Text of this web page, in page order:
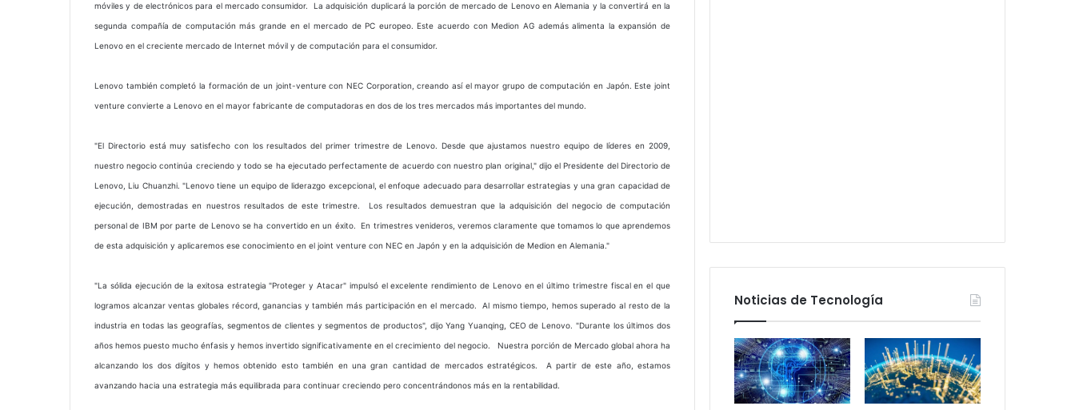
móviles y de electrónicos para el mercado consumidor. La adquisición duplicará la porción de mercado de Lenovo en Alemania y la convertirá en la
segunda compañía de computación más grande en el mercado de PC europeo. Este acuerdo con Medion AG además alimenta la expansión de
Lenovo en el creciente mercado de Internet móvil y de computación para el consumidor.
Lenovo también completó la formación de un joint-venture con NEC Corporation, creando así el mayor grupo de computación en Japón. Este joint
venture convierte a Lenovo en el mayor fabricante de computadoras en dos de los tres mercados más importantes del mundo.
"El Directorio está muy satisfecho con los resultados del primer trimestre de Lenovo. Desde que ajustamos nuestro equipo de líderes en 2009,
nuestro negocio continúa creciendo y todo se ha ejecutado perfectamente de acuerdo con nuestro plan original," dijo el Presidente del Directorio de
Lenovo, Liu Chuanzhi. "Lenovo tiene un equipo de liderazgo excepcional, el enfoque adecuado para desarrollar estrategias y una gran capacidad de
ejecución, demostradas en nuestros resultados de este trimestre. Los resultados demuestran que la adquisición del negocio de computación
personal de IBM por parte de Lenovo se ha convertido en un éxito. En trimestres venideros, veremos claramente que tomamos lo que aprendemos
de esta adquisición y aplicaremos ese conocimiento en el joint venture con NEC en Japón y en la adquisición de Medion en Alemania."
"La sólida ejecución de la exitosa estrategia "Proteger y Atacar" impulsó el excelente rendimiento de Lenovo en el último trimestre fiscal en el que
logramos alcanzar ventas globales récord, ganancias y también más participación en el mercado. Al mismo tiempo, hemos superado al resto de la
industria en todas las geografías, segmentos de clientes y segmentos de productos", dijo Yang Yuanqing, CEO de Lenovo. "Durante los últimos dos
años hemos puesto mucho énfasis y hemos invertido significativamente en el crecimiento del negocio. Nuestra porción de Mercado global ahora ha
alcanzando los dos dígitos y hemos obtenido esto también en una gran cantidad de mercados estratégicos. A partir de este año, estamos
avanzando hacia una estrategia más equilibrada para continuar creciendo pero concentrándonos más en la rentabilidad.
Noticias de Tecnología